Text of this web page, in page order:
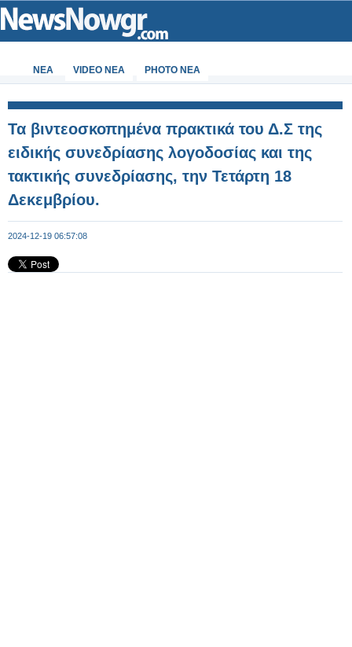
ΝΕΑ VIDEO NEA PHOTO NEA
Τα βιντεοσκοπημένα πρακτικά του Δ.Σ της
ειδικής συνεδρίασης λογοδοσίας και της
τακτικής συνεδρίασης, την Τετάρτη 18
Δεκεμβρίου.
2024-12-19 06:57:08